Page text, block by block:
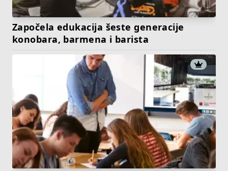
Započela edukacija šeste generacije
konobara, barmena i barista